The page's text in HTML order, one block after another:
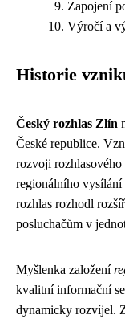
Zapojení
Výročí a
Historie
Český rozhlas Zlín
České republice.
rozvoji
regionálního vysílání
rozhlas rozhodl
posluchačům v
Myšlenka založení
kvalitní informační
dynamicky rozvíjel.